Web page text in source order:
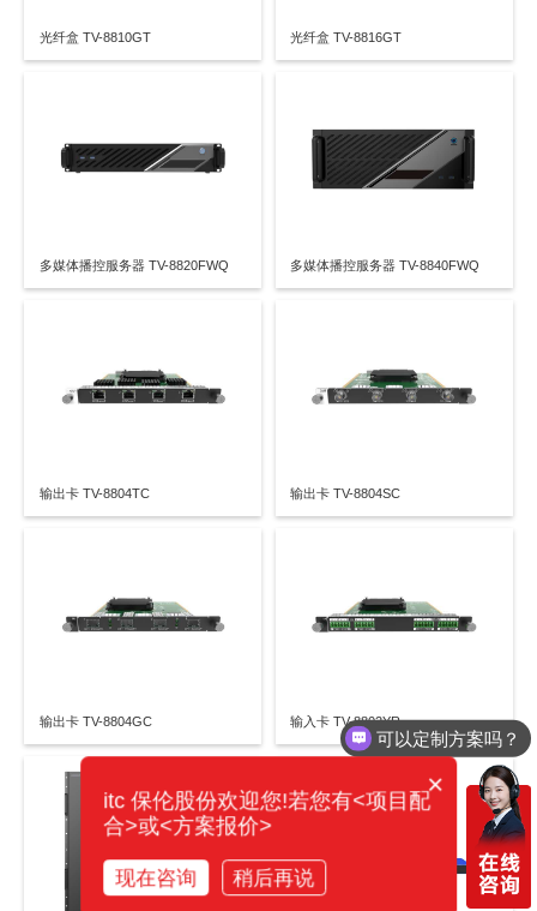
光纤盒 TV-8810GT 光纤盒 TV-8816GT
多媒体播控服务器 TV-8820FWQ 多媒体播控服务器 TV-8840FWQ
输出卡 TV-8804TC 输出卡 TV-8804SC
输出卡 TV-8804GC 输入卡 TV-8802YR
可以定制方案吗？
×
itc 保伦股份欢迎您!若您有<项目配
合>或<方案报价>
现在咨询 稍后再说